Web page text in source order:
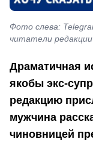
Фото слева:
читатели редакции
Драматичная
якобы экс-
редакцию
мужчина
чиновницей